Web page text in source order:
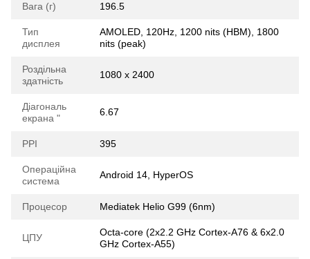
Вага (г) 196.5
Тип
дисплея
AMOLED, 120Hz, 1200 nits (HBM), 1800
nits (peak)
Роздільна
здатність
1080 x 2400
Діагональ
екрана "
6.67
РРІ 395
Операційна
система
Android 14, HyperOS
Процесор Mediatek Helio G99 (6nm)
ЦПУ
Octa-core (2x2.2 GHz Cortex-A76 & 6x2.0
GHz Cortex-A55)